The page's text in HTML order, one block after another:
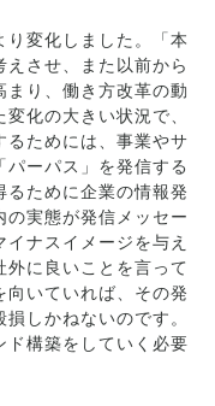
変化しました。「本
させ、また以前から
り、働き方改革の動
化の大きい状況で、
るためには、事業やサ
ーパス」を発信する
ために企業の情報発
実態が発信メッセー
ナスイメージを与え
に良いことを言って
いていれば、その発
しかねないのです。
ド構築をしていく必要